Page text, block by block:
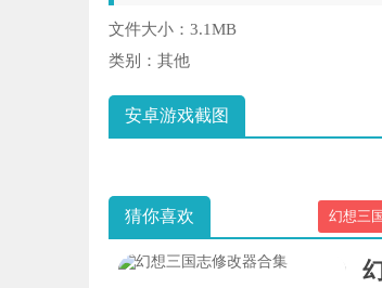
文件大小： 3.1MB
类别： 其他
安卓游戏截图
猜你喜欢 幻想三